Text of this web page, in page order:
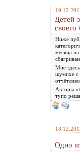
Детей
своего
Ниже
месяца
Мне
шумихе с
Авторы
тупо
Одно